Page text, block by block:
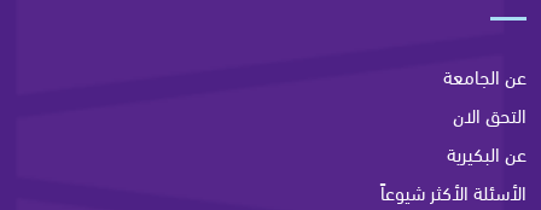
عن الجامعة
التحق الان
عن البكيرية
الأسئلة الأكثر شيوعاً